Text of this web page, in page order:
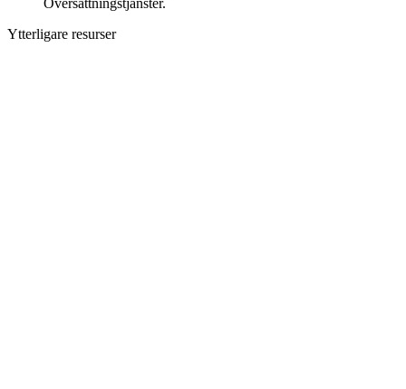
Ytterligare resurser